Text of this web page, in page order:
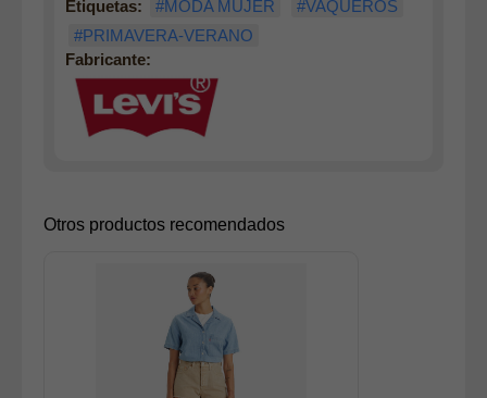
Etiquetas:
#MODA MUJER
#VAQUEROS
#PRIMAVERA-VERANO
Fabricante:
Otros productos recomendados